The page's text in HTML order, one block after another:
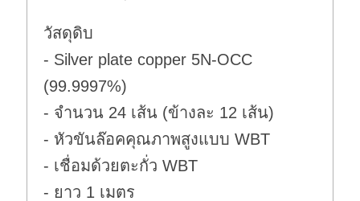
วัสดุดิบ
- Silver plate copper 5N-OCC
(99.9997%)
- จำนวน 24 เส้น (ข้างละ 12 เส้น)
- หัวขันล๊อคคุณภาพสูงแบบ WBT
- เชื่อมด้วยตะกั่ว WBT
- ยาว 1 เมตร